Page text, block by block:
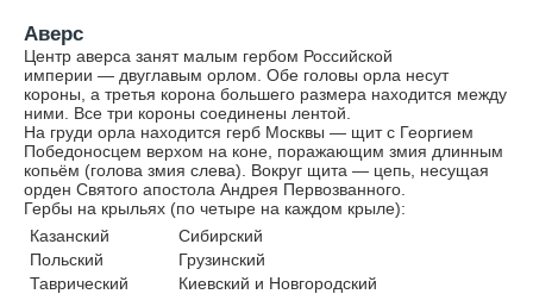
Аверс
Центр аверса занят малым гербом Российской
империи — двуглавым орлом. Обе головы орла несут
короны, а третья корона большего размера находится между
ними. Все три короны соединены лентой.
На груди орла находится герб Москвы — щит с Георгием
Победоносцем верхом на коне, поражающим змия длинным
копьём (голова змия слева). Вокруг щита — цепь, несущая
орден Святого апостола Андрея Первозванного.
Гербы на крыльях (по четыре на каждом крыле):
Казанский
Польский
Таврический
Сибирский
Грузинский
Киевский и Новгородский